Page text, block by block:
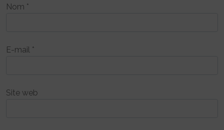
Nom *
E-mail *
Site web